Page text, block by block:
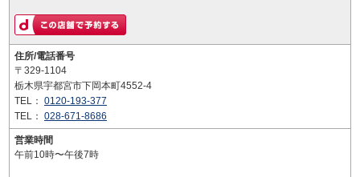
住所/電話番号
〒329-1104
栃木県宇都宮市下岡本町4552-4
TEL： 0120-193-377
TEL： 028-671-8686
営業時間
午前10時〜午後7時